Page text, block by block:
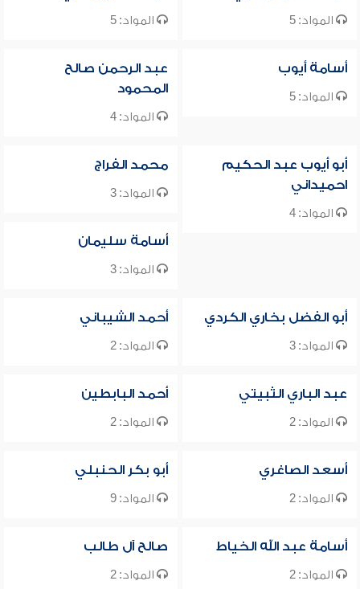
المواد: 5 المواد: 5
أسامة أيوب
المواد: 5
عبد الرحمن صالح
المحمود
المواد: 4
أبو أيوب عبد الحكيم
احميداني
المواد: 4
محمد الفراج
المواد: 3
أسامة سليمان
المواد: 3
أبو الفضل بخاري الكردي
المواد: 3
أحمد الشيباني
المواد: 2
عبد الباري الثبيتي
المواد: 2
أحمد البابطين
المواد: 2
أسعد الصاغري
المواد: 2
أبو بكر الحنبلي
المواد: 9
أسامة عبد الله الخياط
المواد: 2
صالح آل طالب
المواد: 2